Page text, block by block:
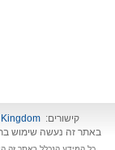
קישורים:
באתר זה נעשה שימוש